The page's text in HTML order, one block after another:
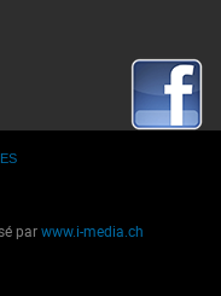
parwww.i-media.ch